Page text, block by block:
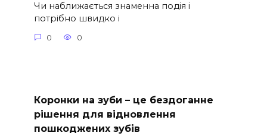
Чи наближається знаменна подія і
потрібно швидко і
0 0
Коронки на зуби – це бездоганне
рішення для відновлення
пошкоджених зубів